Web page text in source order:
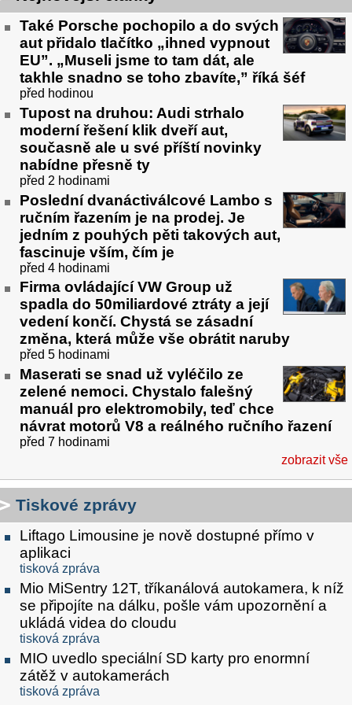
Také Porsche pochopilo a do svých
aut přidalo tlačítko „ihned vypnout
EU”. „Museli jsme to tam dát, ale
takhle snadno se toho zbavíte,” říká šéf
před hodinou
Tupost na druhou: Audi strhalo
moderní řešení klik dveří aut,
současně ale u své příští novinky
nabídne přesně ty
před 2 hodinami
Poslední dvanáctiválcové Lambo s
ručním řazením je na prodej. Je
jedním z pouhých pěti takových aut,
fascinuje vším, čím je
před 4 hodinami
Firma ovládající VW Group už
spadla do 50miliardové ztráty a její
vedení končí. Chystá se zásadní
změna, která může vše obrátit naruby
před 5 hodinami
Maserati se snad už vyléčilo ze
zelené nemoci. Chystalo falešný
manuál pro elektromobily, teď chce
návrat motorů V8 a reálného ručního řazení
před 7 hodinami
zobrazit vše
Tiskové zprávy
Liftago Limousine je nově dostupné přímo v
aplikaci
tisková zpráva
Mio MiSentry 12T, tříkanálová autokamera, k níž
se připojíte na dálku, pošle vám upozornění a
ukládá videa do cloudu
tisková zpráva
MIO uvedlo speciální SD karty pro enormní
zátěž v autokamerách
tisková zpráva